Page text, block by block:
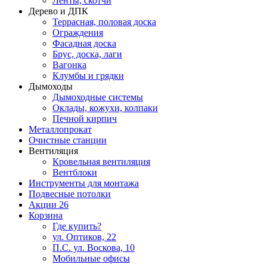
Дерево и ДПК
Террасная, половая доска
Ограждения
Фасадная доска
Брус, доска, лаги
Вагонка
Клумбы и грядки
Дымоходы
Дымоходные системы
Оклады, кожухи, колпаки
Печной кирпич
Металлопрокат
Очистные станции
Вентиляция
Кровельная вентиляция
Вентблоки
Инструменты для монтажа
Подвесные потолки
Акции 26
Корзина
Где купить?
ул. Оптиков, 22
П.С. ул. Воскова, 10
Мобильные офисы